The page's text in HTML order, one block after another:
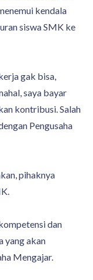
kendala
siswa SMK ke
gak bisa,
saya bayar
kontribusi. Salah
Pengusaha
pihaknya
dan
yang akan
Mengajar.